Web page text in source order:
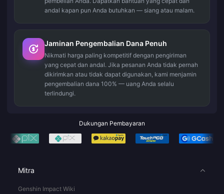
andal kapan pun Anda butuhkan — siang atau malam.
Jaminan Pengembalian Dana Penuh
Nikmati harga paling kompetitif dengan pengiriman
yang cepat dan andal. Jika pesanan Anda tidak pernah
dikirimkan atau tidak dapat digunakan, kami menjamin
pengembalian dana 100% — uang Anda selalu
terlindungi.
Dukungan Pembayaran
Mitra
Genshin Impact Wiki